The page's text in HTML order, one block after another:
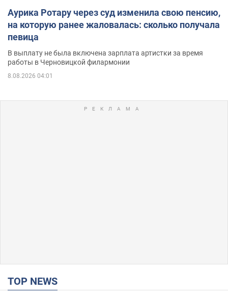
Аурика Ротару через суд изменила свою пенсию,
на которую ранее жаловалась: сколько получала
певица
В выплату не была включена зарплата артистки за время
работы в Черновицкой филармонии
8.08.2026 04:01
TOP NEWS